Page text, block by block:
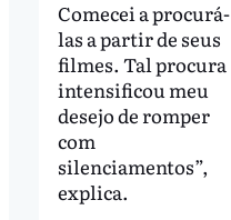
Comecei a procurá-
las a partir de seus
filmes. Tal procura
intensificou meu
desejo de romper
com
silenciamentos”,
explica.